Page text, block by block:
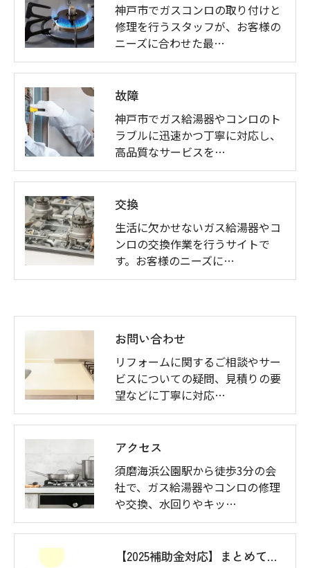
神戸市でガスコンロの取り付けと
修理を行うスタッフが、お客様の
ニーズに合わせた最…
故障
神戸市でガス給湯器やコンロのト
ラブルに迅速かつ丁寧に対応し、
高品質なサービスを…
交換
生活に欠かせないガス給湯器やコ
ンロの交換作業を行うサイトで
す。お客様のニーズに…
お問い合わせ
リフォームに関するご相談やサー
ビスについての疑問、見積りの要
望などに丁寧に対応…
アクセス
須磨海浜公園駅から徒歩3分の会
社で、ガス給湯器やコンロの修理
や交換、水回りやキッ…
【2025補助金対応】まとめておトクなアップグレード例